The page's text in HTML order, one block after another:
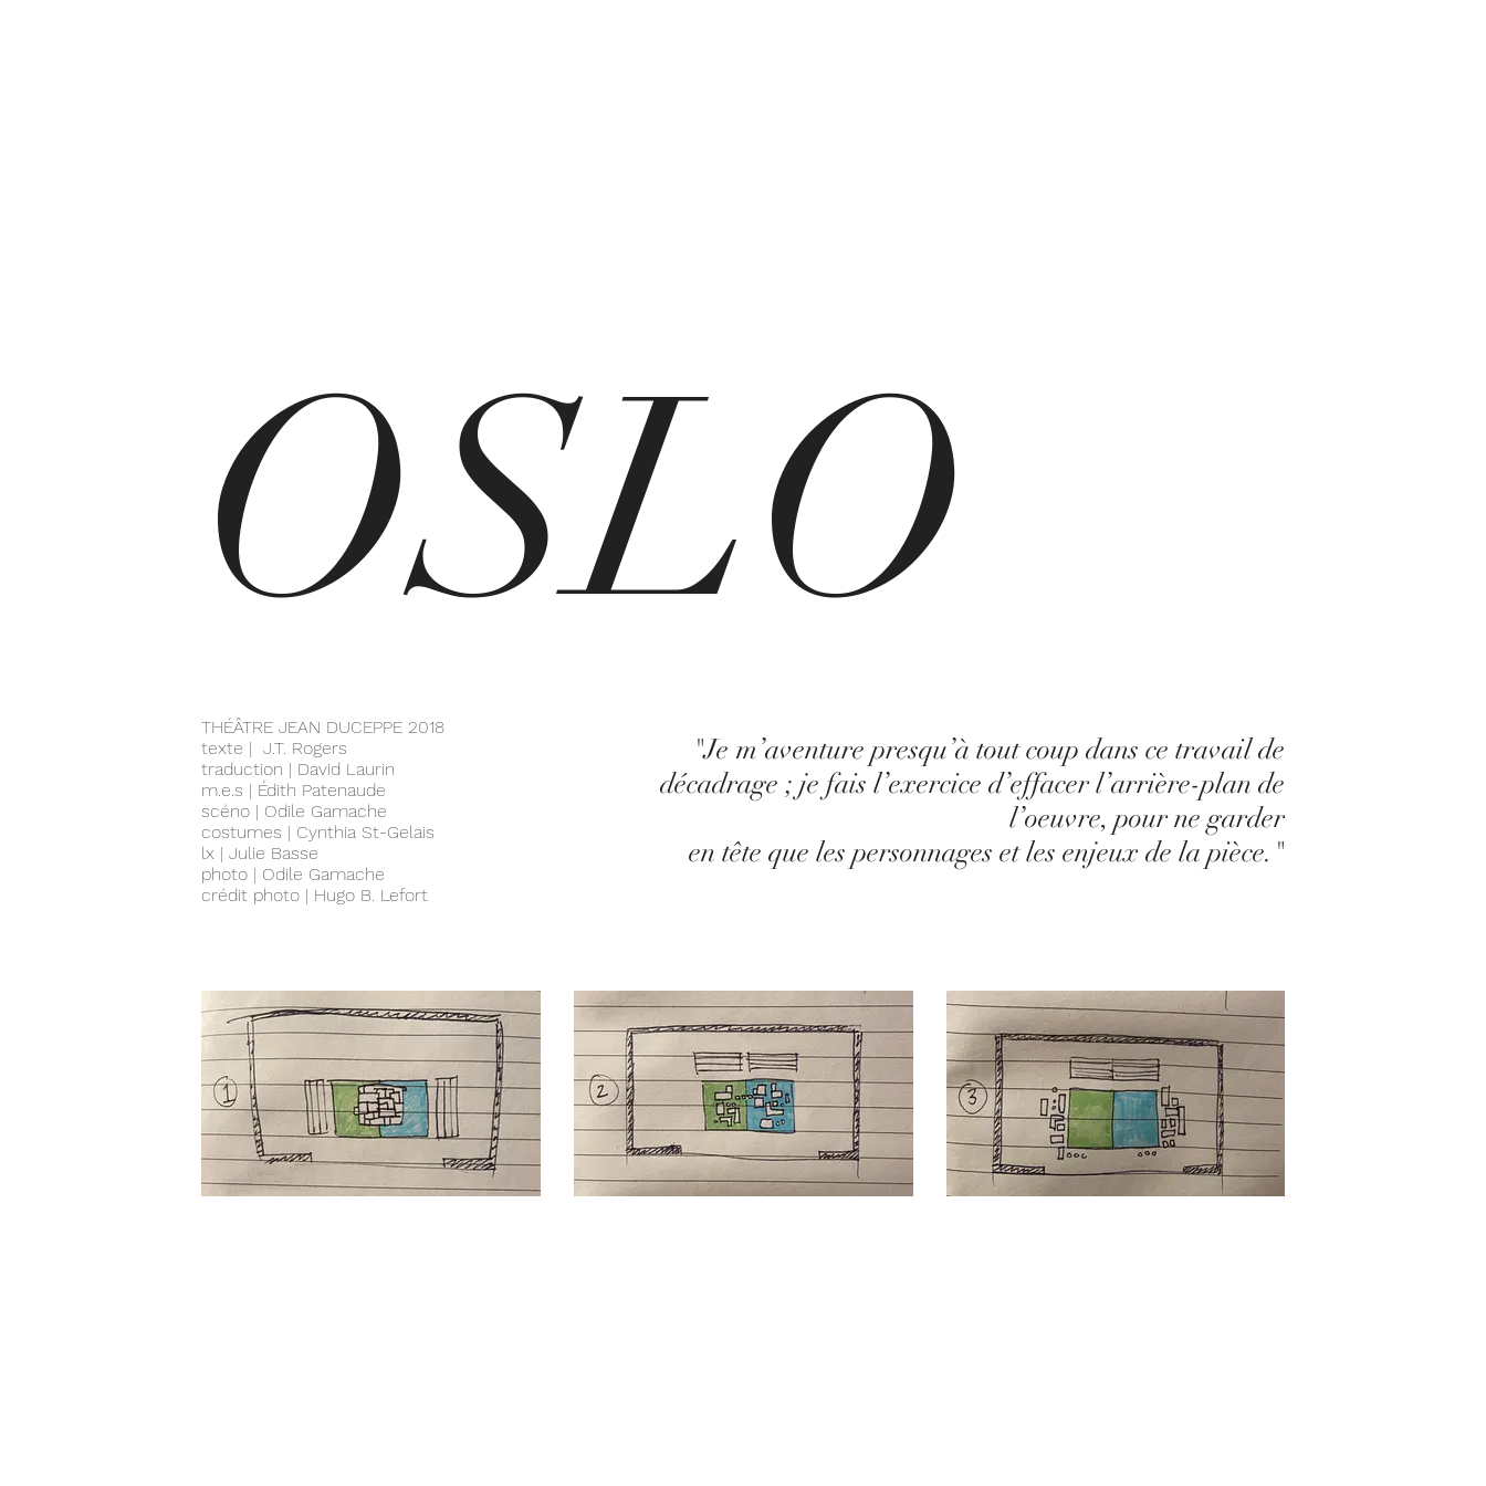
OSLO
THÉÂTRE JEAN DUCEPPE 2018
texte | J.T. Rogers
traduction | David Laurin
m.e.s | Édith Patenaude
scéno | Odile Gamache
costumes | Cynthia St-Gelais
lx | Julie Basse
photo | Odile Gamache
crédit photo | Hugo B. Lefort
"Je m’aventure presqu’à tout coup dans ce travail de
décadrage ; je fais l’exercice d’effacer l’arrière-plan de
l’oeuvre, pour ne garder
en tête que les personnages et les enjeux de la pièce."